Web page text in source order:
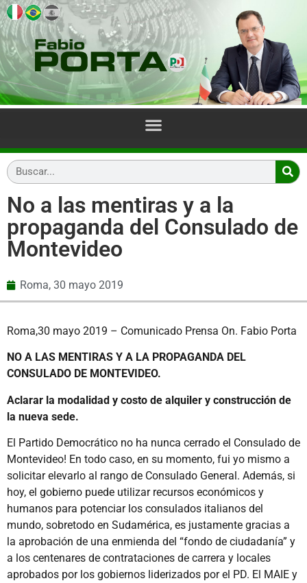
No a las mentiras y a la
propaganda del Consulado de
Montevideo
Roma, 30 mayo 2019
Roma,30 mayo 2019 – Comunicado Prensa On. Fabio Porta
NO A LAS MENTIRAS Y A LA PROPAGANDA DEL
CONSULADO DE MONTEVIDEO.
Aclarar la modalidad y costo de alquiler y construcción de
la nueva sede.
El Partido Democrático no ha nunca cerrado el Consulado de
Montevideo! En todo caso, en su momento, fui yo mismo a
solicitar elevarlo al rango de Consulado General. Además, si
hoy, el gobierno puede utilizar recursos económicos y
humanos para potenciar los consulados italianos del
mundo, sobretodo en Sudamérica, es justamente gracias a
la aprobación de una enmienda del “fondo de ciudadanía” y
a los centenares de contrataciones de carrera y locales
aprobados por los gobiernos liderizados por el PD. El MAIE y